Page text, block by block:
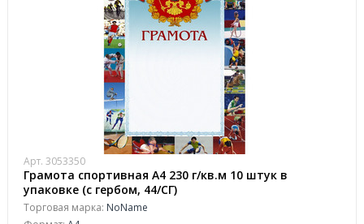
Арт. 3053350
Грамота спортивная А4 230 г/кв.м 10 штук в
упаковке (с гербом, 44/СГ)
Торговая марка: NoName